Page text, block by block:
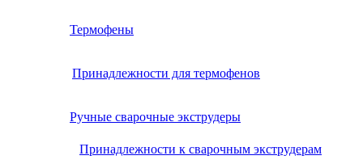
Термофены
Принадлежности для термофенов
Ручные сварочные экструдеры
Принадлежности к сварочным экструдерам